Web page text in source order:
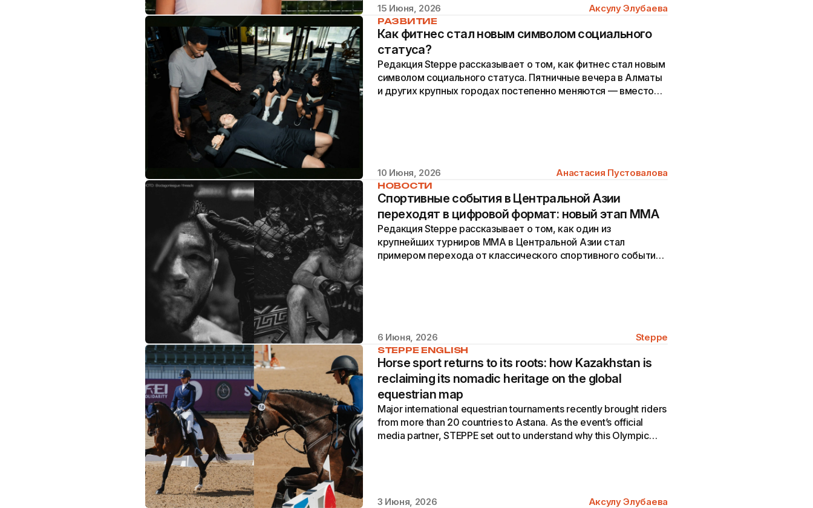
15 Июня, 2026 Аксулу Элубаева
РАЗВИТИЕ
​Как фитнес стал новым символом социального
статуса?
Редакция Steppe рассказывает о том, как фитнес стал новым
символом социального статуса. Пятничные вечера в Алматы
и других крупных городах постепенно меняются — вместо
10 Июня, 2026 Анастасия Пустовалова
НОВОСТИ
Спортивные события в Центральной Азии
переходят в цифровой формат: новый этап MMA
Редакция Steppe рассказывает о том, как один из
крупнейших турниров MMA в Центральной Азии стал
примером перехода от классического спортивного события
6 Июня, 2026 Steppe
STEPPE ENGLISH
Horse sport returns to its roots: how Kazakhstan is
reclaiming its nomadic heritage on the global
equestrian map
Major international equestrian tournaments recently brought riders
from more than 20 countries to Astana. As the event’s official
media partner, STEPPE set out to understand why this Olympic
3 Июня, 2026 Аксулу Элубаева